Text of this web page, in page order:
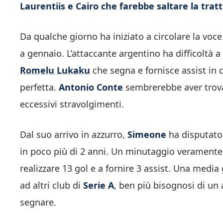
Laurentiis e Cairo che farebbe saltare la
Da qualche giorno ha iniziato a circolare la
a gennaio. L’attaccante argentino ha difficoltà
Romelu Lukaku che segna e fornisce assist
perfetta. Antonio Conte sembrerebbe aver
eccessivi stravolgimenti.
Dal suo arrivo in azzurro, Simeone ha
in poco più di 2 anni. Un minutaggio
realizzare 13 gol e a fornire 3 assist. Una
ad altri club di Serie A, ben più bisognosi di un
segnare.